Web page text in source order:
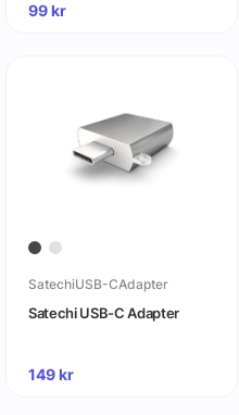
99kr
SatechiUSB-CAdapter
Satechi USB-C Adapter
149kr